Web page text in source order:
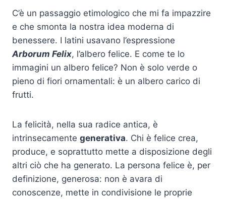
C’è un passaggio etimologico che mi fa impazzire
e che smonta la nostra idea moderna di
benessere. I latini usavano l’espressione
Arborum Felix, l’albero felice. E come te lo
immagini un albero felice? Non è solo verde o
pieno di fiori ornamentali: è un albero carico di
frutti.
La felicità, nella sua radice antica, è
intrinsecamente generativa. Chi è felice crea,
produce, e soprattutto mette a disposizione degli
altri ciò che ha generato. La persona felice è, per
definizione, generosa: non è avara di
conoscenze, mette in condivisione le proprie